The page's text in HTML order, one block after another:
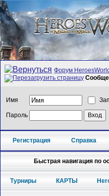
Форум
Имя
Пароль
Регистрация Справка
Быстрая навигация по
Турниры КАРТЫ